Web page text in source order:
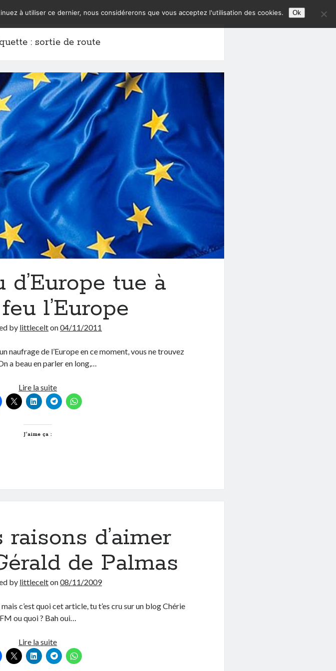
: sortie de route
d’Europe tue à
l’Europe
by littlecelton04/11/2011
naufrage de l’Europe en ce moment, vous ne trouvez
a beau en parler en long,…
Lire la suiteTrop
peu
d’Europe
J’aime ça :
d’aimer
de Palmas
by littlecelton08/11/2009
c’est quoi cet article, tu t’es cru sur un blog Chérie
FM ou quoi ? Bah oui…
Lire la suite5
bonnes
raisons
à utiliser ce dernier, nous considérerons que vous acceptez l'utilisation des cookies. Ok